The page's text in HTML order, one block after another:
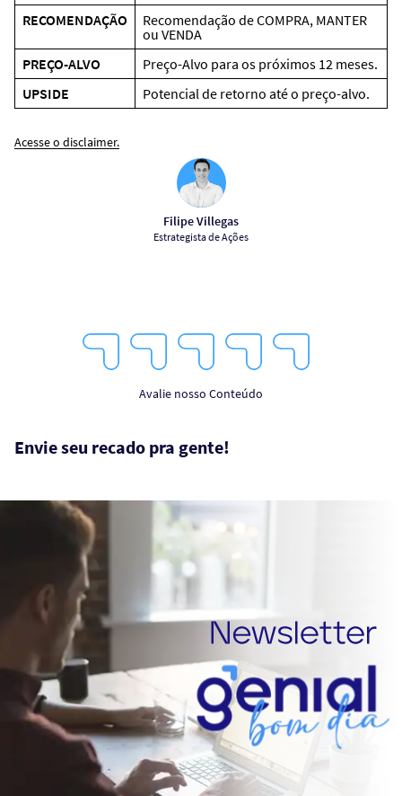
RECOMENDAÇÃO
Recomendação de COMPRA, MANTER
ou VENDA
PREÇO-ALVO
Preço-Alvo para os próximos 12 meses.
UPSIDE
Potencial de retorno até o preço-alvo.
Acesse o disclaimer.
Filipe Villegas
Estrategista de Ações
Stars Stars
Avalie nosso Conteúdo
Envie seu recado pra gente!